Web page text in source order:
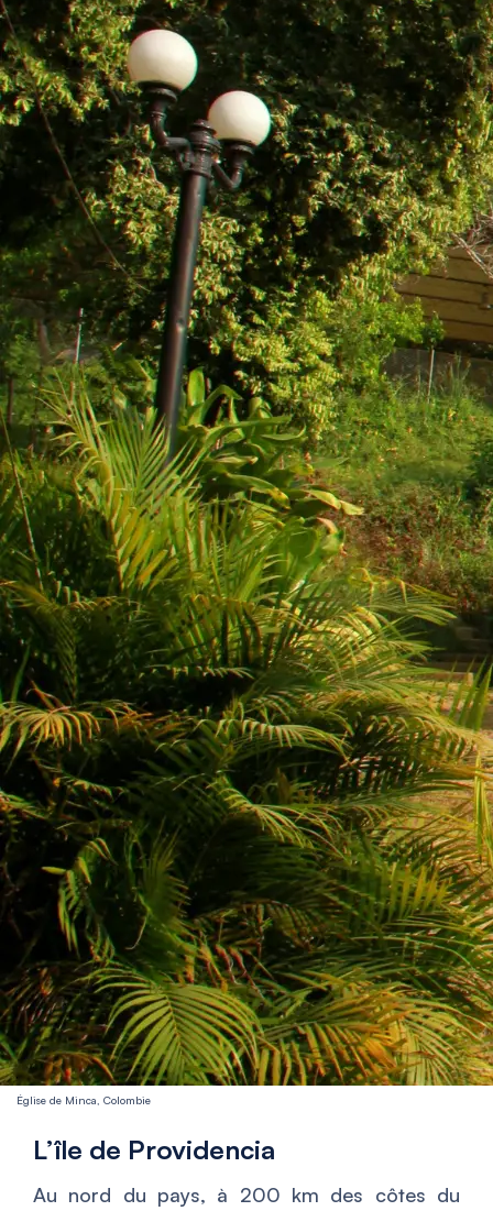
Église de Minca, Colombie
L’île de Providencia
Au nord du pays, à 200 km des côtes du